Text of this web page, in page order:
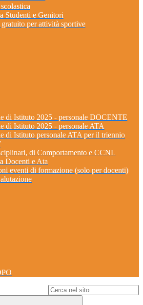
Studenti e Genitori
per attività sportive
di Istituto 2025 - personale DOCENTE
di Istituto 2025 - personale ATA
di Istituto personale ATA per il triennio
di Comportamento e CCNL
Docenti e Ata
eventi di formazione (solo per docenti)